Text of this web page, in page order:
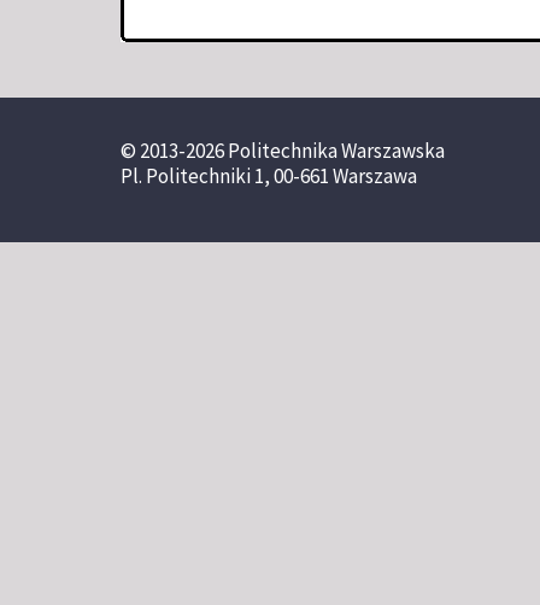
© 2013-2026 Politechnika Warszawska
Pl. Politechniki 1, 00-661 Warszawa